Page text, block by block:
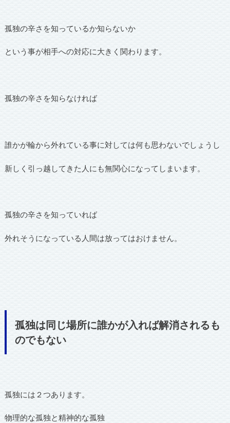
孤独の辛さを知っているか知らないか
という事が相手への対応に大きく関わります。
孤独の辛さを知らなければ
誰かが輪から外れている事に対しては何も思わないでしょうし
新しく引っ越してきた人にも無関心になってしまいます。
孤独の辛さを知っていれば
外れそうになっている人間は放ってはおけません。
孤独は同じ場所に誰かが入れば解消されるも
のでもない
孤独には２つあります。
物理的な孤独と精神的な孤独